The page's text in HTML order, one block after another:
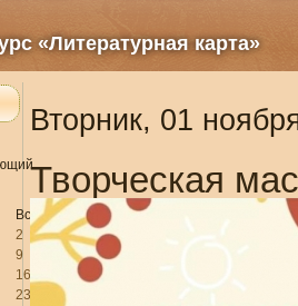
«Литературная карта»
Вс
2
9
16
23
Вторник, 01
Творческая